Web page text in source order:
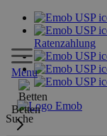
Ratenzahlung
Suche
Menu
Betten